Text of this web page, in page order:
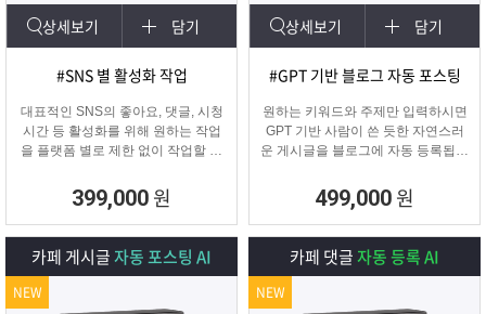
상세보기 담기
#SNS 별 활성화 작업
대표적인 SNS의 좋아요, 댓글, 시청
시간 등 활성화를 위해 원하는 작업
을 플랫폼 별로 제한 없이 작업할 수
SNS 육성용, 마케터, 인플루언서 분
들이 계정 활성화하기에 적합한 프로
그램입니다.
399,000 원
상세보기 담기
#GPT 기반 블로그 자동 포스팅
원하는 키워드와 주제만 입력하시면
GPT 기반 사람이 쓴 듯한 자연스러
운 게시글을 블로그에 자동 등록됩니
블로그 대량 육성용, 특정 업체를 여
러 블로그에 홍보하기 적합한
마케팅 프로그램입니다.
499,000 원
카페 게시글자동 포스팅 AI
NEW
카페 댓글자동 등록 AI
NEW